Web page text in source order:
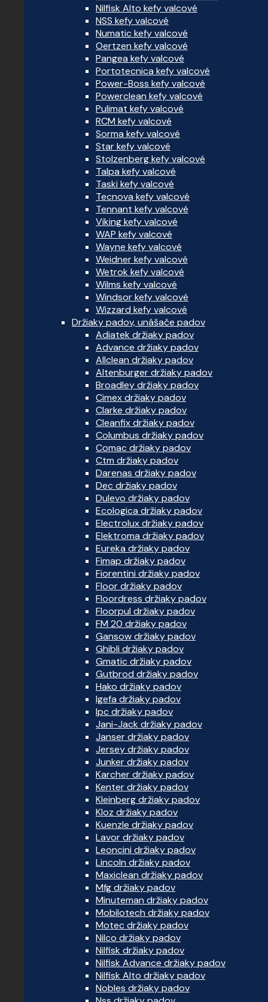
Nilfisk Alto kefy valcové
NSS kefy valcové
Numatic kefy valcové
Oertzen kefy valcové
Pangea kefy valcové
Portotecnica kefy valcové
Power-Boss kefy valcové
Powerclean kefy valcové
Pulimat kefy valcové
RCM kefy valcové
Sorma kefy valcové
Star kefy valcové
Stolzenberg kefy valcové
Talpa kefy valcové
Taski kefy valcové
Tecnova kefy valcové
Tennant kefy valcové
Viking kefy valcové
WAP kefy valcové
Wayne kefy valcové
Weidner kefy valcové
Wetrok kefy valcové
Wilms kefy valcové
Windsor kefy valcové
Wizzard kefy valcové
Držiaky padov, unášače padov
Adiatek držiaky padov
Advance držiaky padov
Allclean držiaky padov
Altenburger držiaky padov
Broadley držiaky padov
Cimex držiaky padov
Clarke držiaky padov
Cleanfix držiaky padov
Columbus držiaky padov
Comac držiaky padov
Ctm držiaky padov
Darenas držiaky padov
Dec držiaky padov
Dulevo držiaky padov
Ecologica držiaky padov
Electrolux držiaky padov
Elektroma držiaky padov
Eureka držiaky padov
Fimap držiaky padov
Fiorentini držiaky padov
Floor držiaky padov
Floordress držiaky padov
Floorpul držiaky padov
FM 20 držiaky padov
Gansow držiaky padov
Ghibli držiaky padov
Gmatic držiaky padov
Gutbrod držiaky padov
Hako držiaky padov
Igefa držiaky padov
Ipc držiaky padov
Jani-Jack držiaky padov
Janser držiaky padov
Jersey držiaky padov
Junker držiaky padov
Karcher držiaky padov
Kenter držiaky padov
Kleinberg držiaky padov
Kloz držiaky padov
Kuenzle držiaky padov
Lavor držiaky padov
Leoncini držiaky padov
Lincoln držiaky padov
Maxiclean držiaky padov
Mfg držiaky padov
Minuteman držiaky padov
Mobilotech držiaky padov
Motec držiaky padov
Nilco držiaky padov
Nilfisk držiaky padov
Nilfisk Advance držiaky padov
Nilfisk Alto držiaky padov
Nobles držiaky padov